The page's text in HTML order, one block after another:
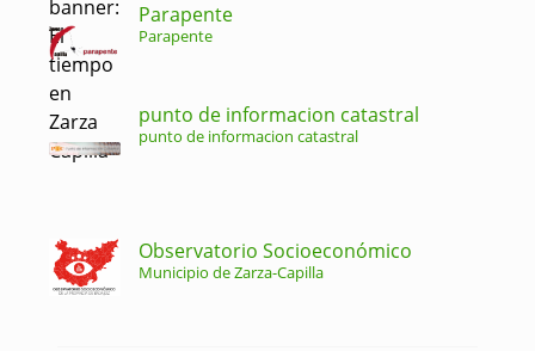
Parapente
Parapente
punto de informacion catastral
punto de informacion catastral
Observatorio Socioeconómico
Municipio de Zarza-Capilla